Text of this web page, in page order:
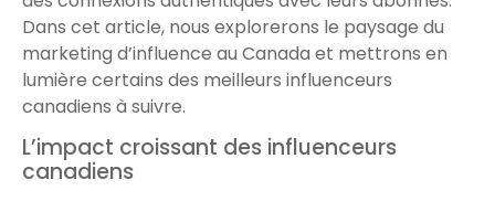
Dans cet article, nous explorerons le paysage du
marketing d’influence au Canada et mettrons en
lumière certains des meilleurs influenceurs
canadiens à suivre.
L’impact croissant des influenceurs
canadiens